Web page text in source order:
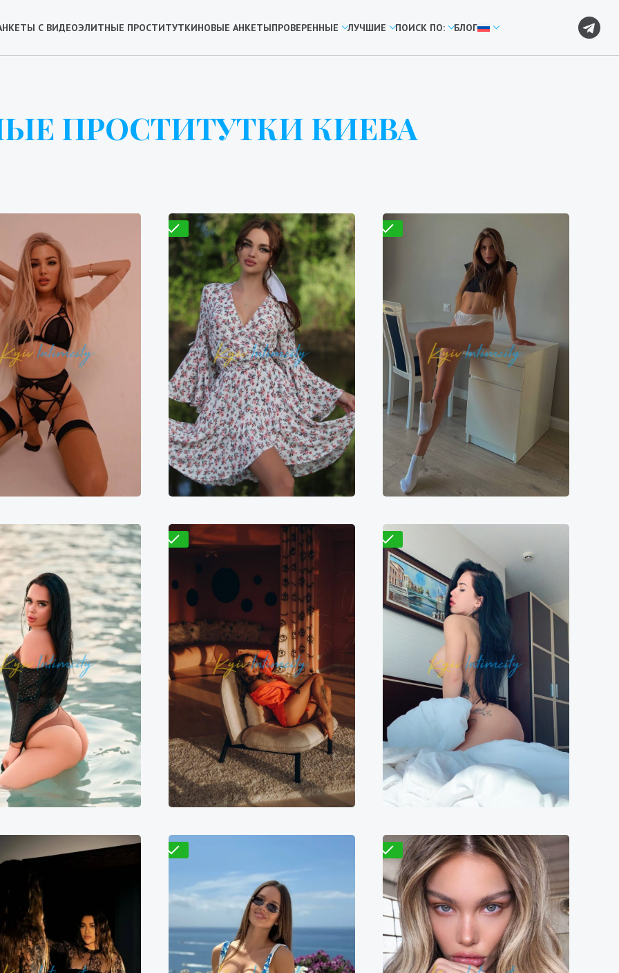
С ВИДЕОЭЛИТНЫЕ ПРОСТИТУТКИНОВЫЕ АНКЕТЫПРОВЕРЕННЫЕ ЛУЧШИЕ ПОИСК ПО: БЛОГ
ПРОСТИТУТКИ КИЕВА
Лиса
11000₴
27500₴
Демиевская
Варвара
6800₴ 13600₴
34000₴
Дарницкий
Житомирская
Проверено
Розалия
9700₴ 19400₴
48500₴
Деснянский
Кловская
Проверено
Проверено